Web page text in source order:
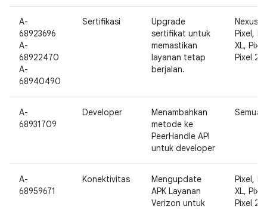
A-
68923696
A-
68922470
A-
68940490
Sertifikasi
Upgrade
sertifikat untuk
memastikan
layanan tetap
berjalan.
Nexus
Pixel,
XL,
Pixel 2
A-
68931709
Developer
Menambahkan
metode ke
PeerHandle API
untuk developer
Semua
A-
68959671
Konektivitas
Mengupdate
APK Layanan
Verizon untuk
Pixel,
XL,
Pixel 2